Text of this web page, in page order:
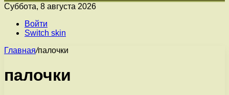
Суббота, 8 августа 2026
Войти
Switch skin
Главная/палочки
палочки